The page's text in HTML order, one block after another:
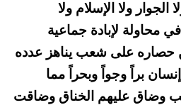
ولا الإسلام ولا
محاولة لإبادة جماعية
حصاره على شعب يناهز عدده
براً وجواً وبحراً مما
وضاق عليهم الخناق وضاقت